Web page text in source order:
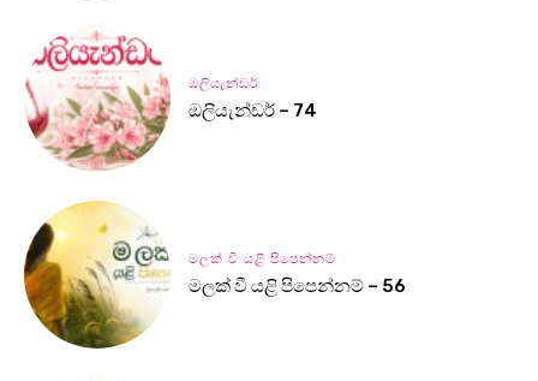
ඔලියැන්ඩර්
ඔලියැන්ඩර් – 74
මලක් වී යළි පිපෙන්නම්
මලක් වී යළි පිපෙන්නම් – 56